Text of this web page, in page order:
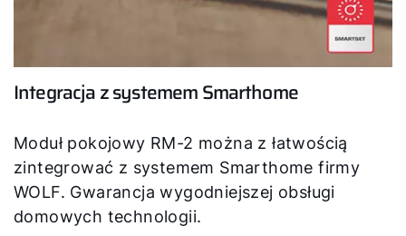
Integracja z systemem Smarthome
Moduł pokojowy RM-2 można z łatwością
zintegrować z systemem Smarthome firmy
WOLF. Gwarancja wygodniejszej obsługi
domowych technologii.